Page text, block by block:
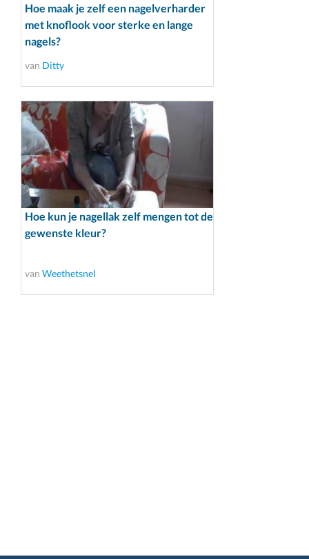
Hoe maak je zelf een nagelverharder
met knoflook voor sterke en lange
nagels?
van Ditty
Hoe kun je nagellak zelf mengen tot de
gewenste kleur?
van Weethetsnel